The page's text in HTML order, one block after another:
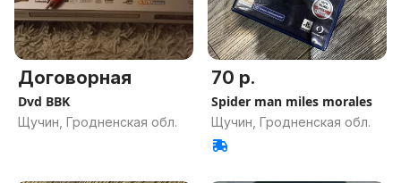
Договорная
Dvd BBK
Щучин, Гродненская обл.
70 р.
Spider man miles morales
Щучин, Гродненская обл.